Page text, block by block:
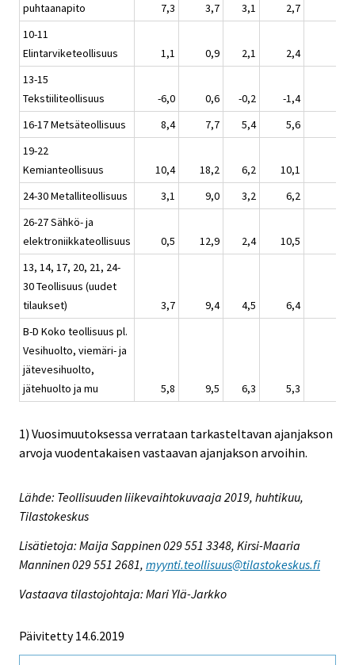
puhtaanapito
7,3 3,7 3,1
2,7
10-11
Elintarviketeollisuus
1,1 0,9 2,1
2,4
13-15
Tekstiiliteollisuus
-6,0 0,6 -0,2
-1,4
16-17 Metsäteollisuus
8,4 7,7 5,4
5,6
19-22
Kemianteollisuus
10,4 18,2 6,2
10,1
24-30 Metalliteollisuus
3,1 9,0 3,2
6,2
26-27 Sähkö- ja
elektroniikkateollisuus
0,5 12,9 2,4
10,5
13, 14, 17, 20, 21, 24-
30 Teollisuus (uudet
tilaukset)
3,7 9,4 4,5
6,4
B-D Koko teollisuus pl.
Vesihuolto, viemäri- ja
jätevesihuolto,
jätehuolto ja mu
5,8 9,5 6,3 5,3
1) Vuosimuutoksessa verrataan tarkasteltavan ajanjakson
arvoja vuodentakaisen vastaavan ajanjakson arvoihin.
Lähde: Teollisuuden liikevaihtokuvaaja 2019, huhtikuu,
Tilastokeskus
Lisätietoja: Maija Sappinen 029 551 3348, Kirsi-Maaria
Manninen 029 551 2681, myynti.teollisuus@tilastokeskus.fi
Vastaava tilastojohtaja: Mari Ylä-Jarkko
Päivitetty 14.6.2019